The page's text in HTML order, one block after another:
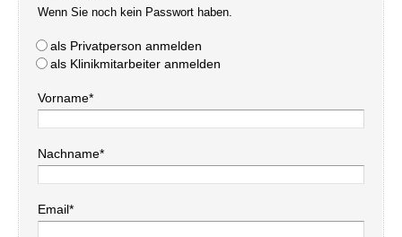
Wenn Sie noch kein Passwort haben.
als Privatperson anmelden
als Klinikmitarbeiter anmelden
Vorname*
Nachname*
Email*